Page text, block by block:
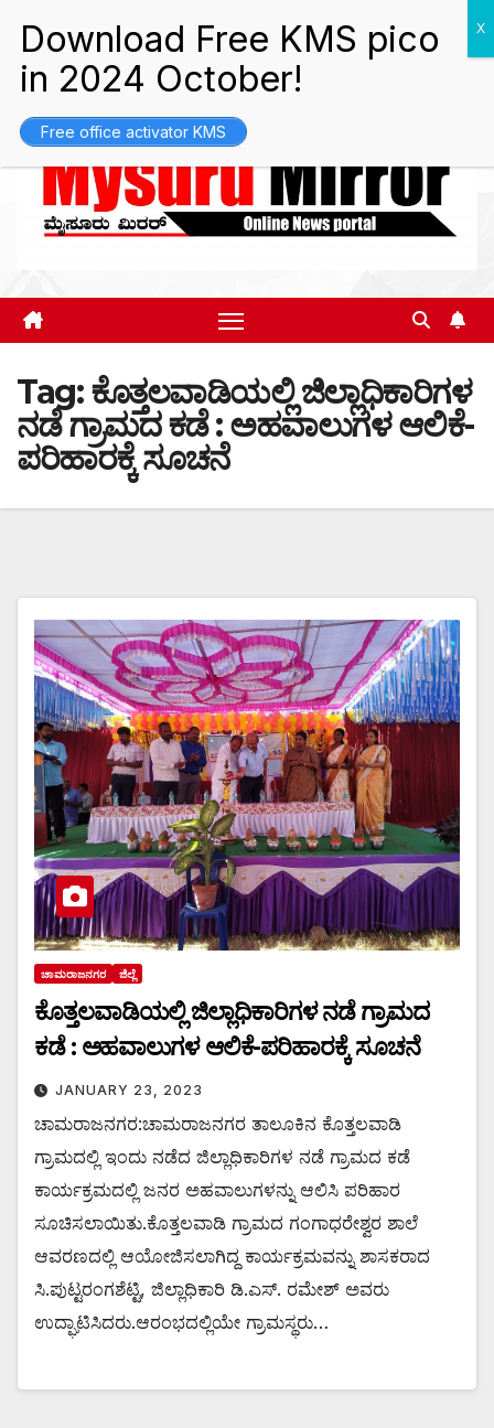
content
Sat. Aug 8th, 2026 5:23:13 PM
Tag:ಕೊತ್ತಲವಾಡಿಯಲ್ಲಿ ಜಿಲ್ಲಾಧಿಕಾರಿಗಳ
ನಡೆ ಗ್ರಾಮದ ಕಡೆ : ಅಹವಾಲುಗಳ ಆಲಿಕೆ-
ಪರಿಹಾರಕ್ಕೆ ಸೂಚನೆ
ಚಾಮರಾಜನಗರ ಜಿಲ್ಲೆ
ಕೊತ್ತಲವಾಡಿಯಲ್ಲಿ ಜಿಲ್ಲಾಧಿಕಾರಿಗಳ ನಡೆ ಗ್ರಾಮದ
ಕಡೆ : ಅಹವಾಲುಗಳ ಆಲಿಕೆ-ಪರಿಹಾರಕ್ಕೆ ಸೂಚನೆ
JANUARY 23, 2023
ಚಾಮರಾಜನಗರ:ಚಾಮರಾಜನಗರ ತಾಲೂಕಿನ ಕೊತ್ತಲವಾಡಿ
ಗ್ರಾಮದಲ್ಲಿ ಇಂದು ನಡೆದ ಜಿಲ್ಲಾಧಿಕಾರಿಗಳ ನಡೆ ಗ್ರಾಮದ ಕಡೆ
ಕಾರ್ಯಕ್ರಮದಲ್ಲಿ ಜನರ ಅಹವಾಲುಗಳನ್ನು ಆಲಿಸಿ ಪರಿಹಾರ
ಸೂಚಿಸಲಾಯಿತು.ಕೊತ್ತಲವಾಡಿ ಗ್ರಾಮದ ಗಂಗಾಧರೇಶ್ವರ ಶಾಲೆ
ಆವರಣದಲ್ಲಿ ಆಯೋಜಿಸಲಾಗಿದ್ದ ಕಾರ್ಯಕ್ರಮವನ್ನು ಶಾಸಕರಾದ
ಸಿ.ಪುಟ್ಟರಂಗಶೆಟ್ಟಿ, ಜಿಲ್ಲಾಧಿಕಾರಿ ಡಿ.ಎಸ್. ರಮೇಶ್ ಅವರು
ಉದ್ಘಾಟಿಸಿದರು.ಆರಂಭದಲ್ಲಿಯೇ ಗ್ರಾಮಸ್ಥರು…
Free office activator KMS